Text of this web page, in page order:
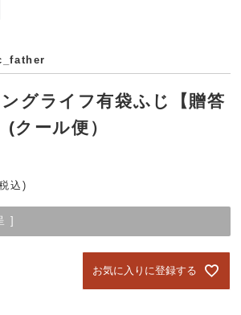
ングライフ有袋ふじ【贈答
クール便）
込
]
お気に入りに登録する